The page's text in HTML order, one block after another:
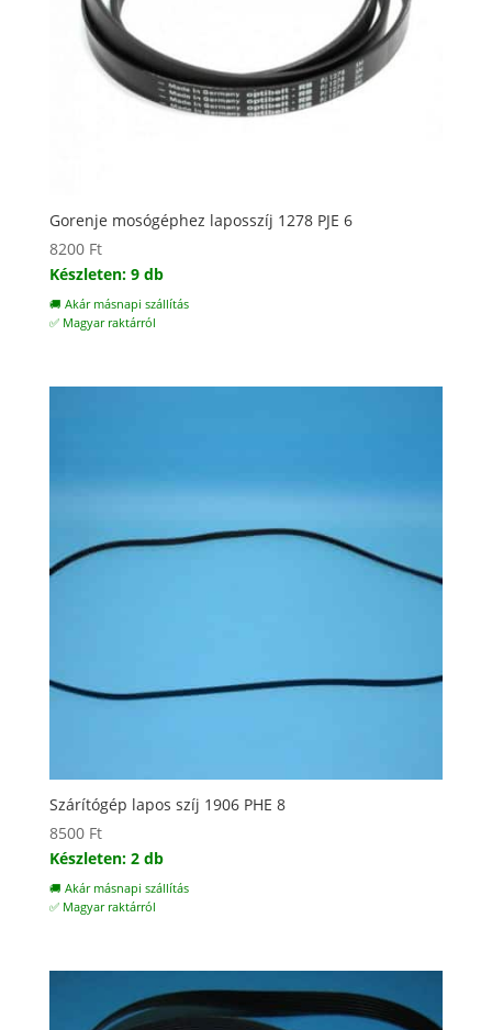
Gorenje mosógéphez laposszíj 1278 PJE 6
8200 Ft
Készleten: 9 db
🚚 Akár másnapi szállítás
✅ Magyar raktárról
Szárítógép lapos szíj 1906 PHE 8
8500 Ft
Készleten: 2 db
🚚 Akár másnapi szállítás
✅ Magyar raktárról